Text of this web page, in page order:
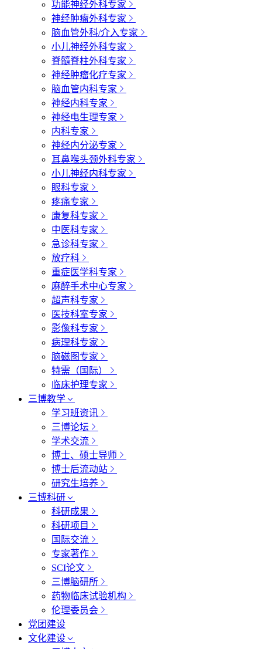
功能神经外科专家
神经肿瘤外科专家
脑血管外科/介入专家
小儿神经外科专家
脊髓脊柱外科专家
神经肿瘤化疗专家
脑血管内科专家
神经内科专家
神经电生理专家
内科专家
神经内分泌专家
耳鼻喉头颈外科专家
小儿神经内科专家
眼科专家
疼痛专家
康复科专家
中医科专家
急诊科专家
放疗科
重症医学科专家
麻醉手术中心专家
超声科专家
医技科室专家
影像科专家
病理科专家
脑磁图专家
特需（国际）
临床护理专家
三博教学
学习班资讯
三博论坛
学术交流
博士、硕士导师
博士后流动站
研究生培养
三博科研
科研成果
科研项目
国际交流
专家著作
SCI论文
三博脑研所
药物临床试验机构
伦理委员会
党团建设
文化建设